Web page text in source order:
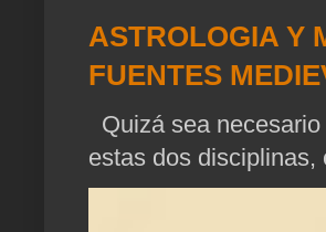
ASTROLOGIA Y
FUENTES
Quizá sea
estas dos disciplinas,